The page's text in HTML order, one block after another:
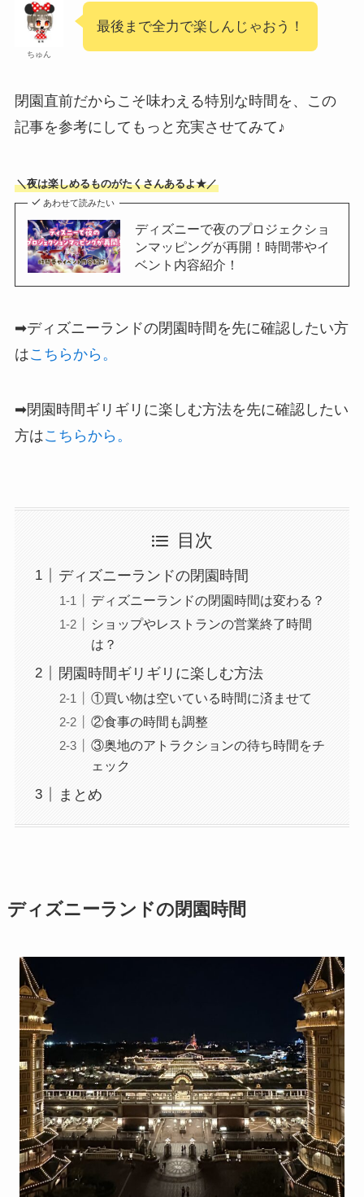
ちゅん
最後まで全力で楽しんじゃおう！
閉園直前だからこそ味わえる特別な時間を、この
記事を参考にしてもっと充実させてみて♪
＼夜は楽しめるものがたくさんあるよ★／
あわせて読みたい
ディズニーで夜のプロジェクショ
ンマッピングが再開！時間帯やイ
ベント内容紹介！
➡ディズニーランドの閉園時間を先に確認したい方
はこちらから。
➡閉園時間ギリギリに楽しむ方法を先に確認したい
方はこちらから。
目次
ディズニーランドの閉園時間
ディズニーランドの閉園時間は変わる？
ショップやレストランの営業終了時間
は？
閉園時間ギリギリに楽しむ方法
①買い物は空いている時間に済ませて
②食事の時間も調整
③奥地のアトラクションの待ち時間をチ
ェック
まとめ
ディズニーランドの閉園時間